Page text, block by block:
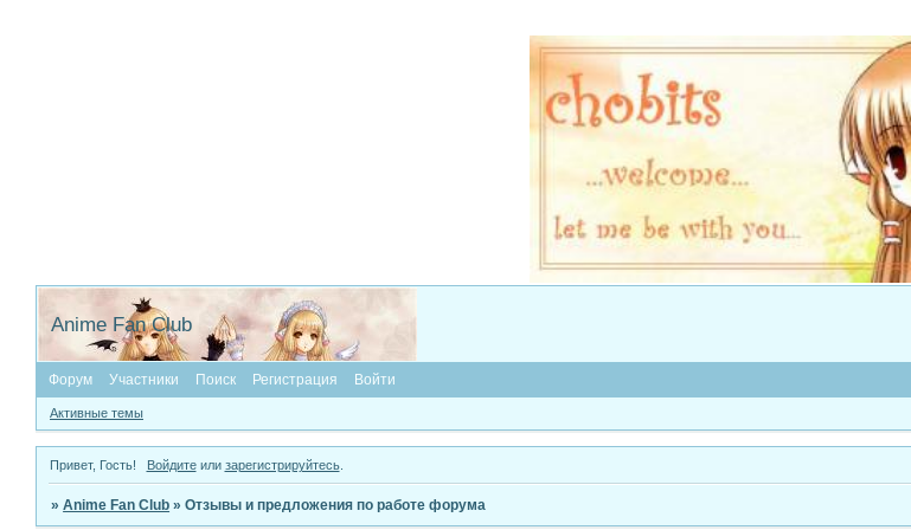
Anime Fan Club
Форум Участники Поиск Регистрация Войти
Активные темы
Привет, Гость! Войдитеили зарегистрируйтесь.
»Anime Fan Club »Отзывы и предложения по работе форума